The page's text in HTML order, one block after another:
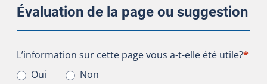
Évaluation de la page ou suggestion
L’information sur cette page vous a-t-elle été utile?
L’information sur cette page vous a-t-elle été utile?*
Oui
Non